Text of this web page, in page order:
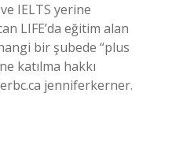
IELTS yerine
LIFE’da eğitim alan
bir şubede “plus
katılma hakkı
jenniferkerner.